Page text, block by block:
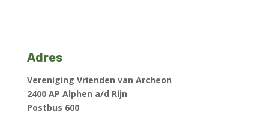
Adres
Vereniging Vrienden van Archeon
2400 AP Alphen a/d Rijn
Postbus 600